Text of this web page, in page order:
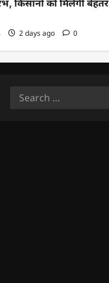
किसानों को मिलेगी बेहतर
2 days ago 0
Search